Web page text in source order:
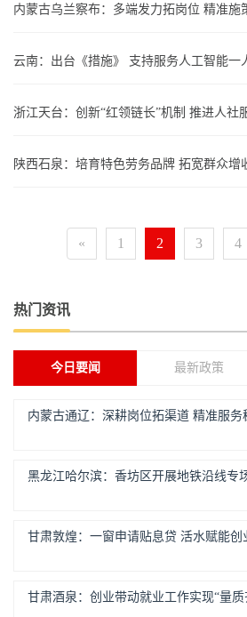
内蒙古乌兰察布：多端发力拓岗位 精准施
云南：出台《措施》 支持服务人工智能一
浙江天台：创新“红领链长”机制 推进人社
陕西石泉：培育特色劳务品牌 拓宽群众增
« 1 2 3 4
热门资讯
今日要闻 最新政策
内蒙古通辽：深耕岗位拓渠道 精准服务
黑龙江哈尔滨：香坊区开展地铁沿线专
甘肃敦煌：一窗申请贴息贷 活水赋能创
甘肃酒泉：创业带动就业工作实现“量质